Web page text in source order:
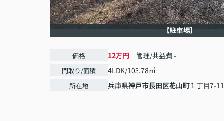
【駐車場】
価格 12万円 管理/共益費 -
間取り/面積 4LDK/103.78㎡
所在地 兵庫県神戸市長田区花山町１丁目7-11